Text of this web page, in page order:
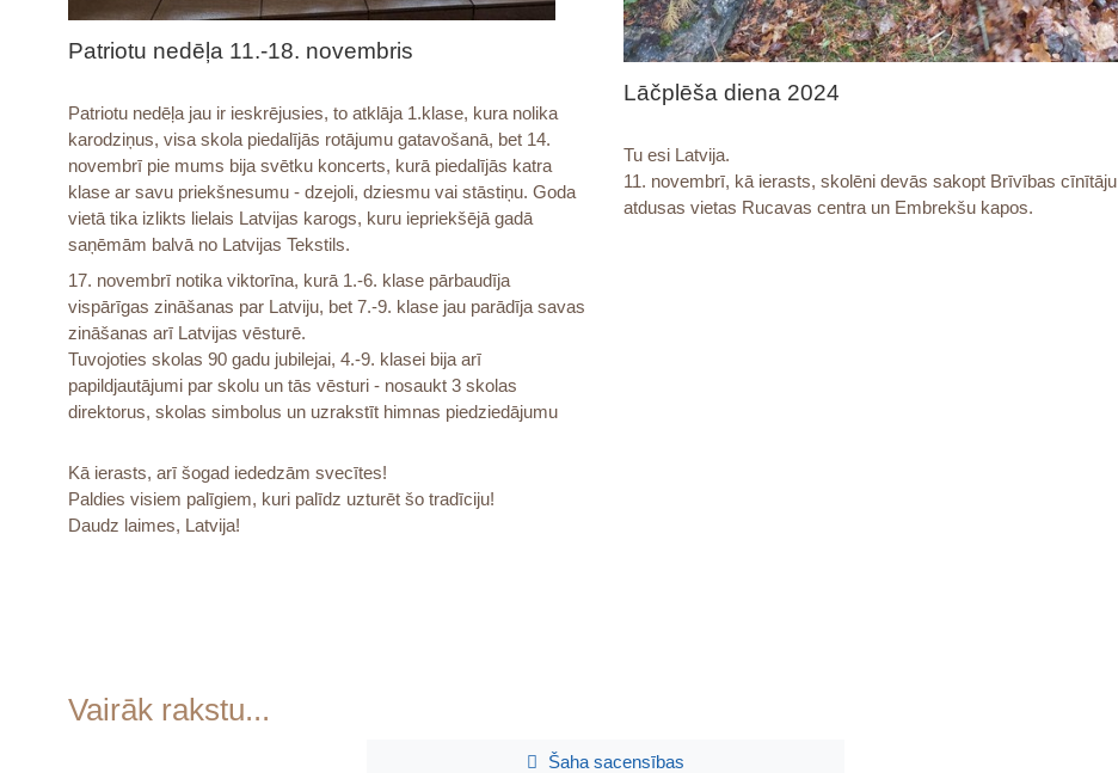
Patriotu nedēļa 11.-18. novembris
Patriotu nedēļa jau ir ieskrējusies, to atklāja 1.klase, kura nolika
karodziņus, visa skola piedalījās rotājumu gatavošanā, bet 14.
novembrī pie mums bija svētku koncerts, kurā piedalījās katra
klase ar savu priekšnesumu - dzejoli, dziesmu vai stāstiņu. Goda
vietā tika izlikts lielais Latvijas karogs, kuru iepriekšējā gadā
saņēmām balvā no Latvijas Tekstils.
17. novembrī notika viktorīna, kurā 1.-6. klase pārbaudīja
vispārīgas zināšanas par Latviju, bet 7.-9. klase jau parādīja savas
zināšanas arī Latvijas vēsturē.
Tuvojoties skolas 90 gadu jubilejai, 4.-9. klasei bija arī
papildjautājumi par skolu un tās vēsturi - nosaukt 3 skolas
direktorus, skolas simbolus un uzrakstīt himnas piedziedājumu
Kā ierasts, arī šogad iededzām svecītes!
Paldies visiem palīgiem, kuri palīdz uzturēt šo tradīciju!
Daudz laimes, Latvija!
Lāčplēša diena 2024
Tu esi Latvija.
11. novembrī, kā ierasts, skolēni devās sakopt Brīvības cīnītāju
atdusas vietas Rucavas centra un Embrekšu kapos.
Vairāk rakstu...
Šaha sacensības